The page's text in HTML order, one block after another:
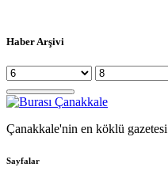
Haber Arşivi
Çanakkale'nin en köklü gazetesi
Sayfalar